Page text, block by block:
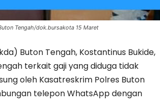
Tengah/dok.bursakota 15 Maret
Buton Tengah, Kostantinus Bukide,
terkait gaji yang diduga tidak
oleh Kasatreskrim Polres Buton
telepon WhatsApp dengan